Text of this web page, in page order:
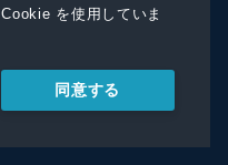
を使用していま
同意する
配信する